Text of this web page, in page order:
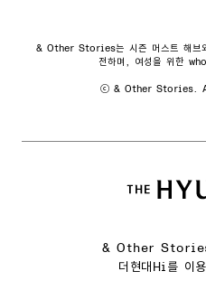
& Other Stories는 시즌 머스트 해브
전하며, 여성을 위한
ⓒ & Other Stories.
& Other Stories
더현대Hi를 이